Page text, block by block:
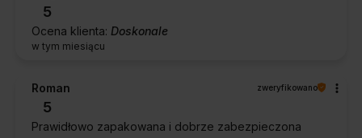
5
Ocena klienta: Doskonale
w tym miesiącu
Roman zweryfikowano
5
Prawidłowo zapakowana i dobrze zabezpieczona